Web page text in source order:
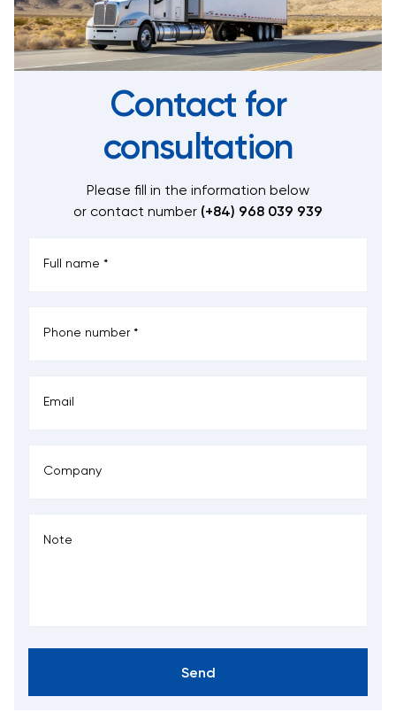
Contact for
consultation
Please fill in the information below
or contact number (+84) 968 039 939
Send